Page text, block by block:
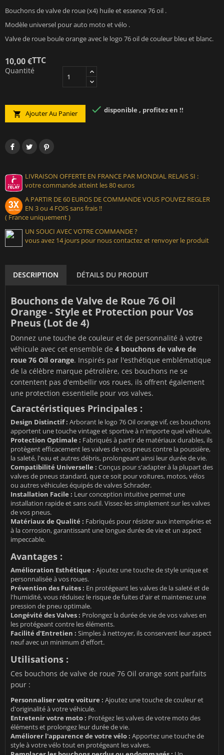
Bouchons de valve de roue (x4) huile et essence 76 oil .
Modèle universel pour auto moto et vélo .
Valve de roue boule orange avec le logo 76 oil de couleur bleu et blanc.
10,00 €TTC
Quantité
 Ajouter Au Panier  disponible , profitez en !!
LIVRAISON OFFERTE EN FRANCE PAR MONDIAL RELAIS SI :
votre commande atteint les 80 euros
A PARTIR DE 60 EUROS DE COMMANDE VOUS POUVEZ REGLER
EN 3 ou 4 FOIS sans frais !!
( France uniquement )
UN SOUCI AVEC VOTRE COMMANDE ?
vous avez 14 jours pour nous contactez et renvoyer le produit
DESCRIPTION DÉTAILS DU PRODUIT
Bouchons de Valve de Roue 76 Oil
Orange - Style et Protection pour Vos
Pneus (Lot de 4)
Donnez une touche de couleur et de personnalité à votre
véhicule avec cet ensemble de 4 bouchons de valve de
roue 76 Oil orange. Inspirés par l'esthétique emblématique
de la célèbre marque pétrolière, ces bouchons ne se
contentent pas d'embellir vos roues, ils offrent également
une protection essentielle pour vos valves.
Caractéristiques Principales :
Design Distinctif : Arborant le logo 76 Oil orange vif, ces bouchons
apportent une touche vintage et sportive à n'importe quel véhicule.
Protection Optimale : Fabriqués à partir de matériaux durables, ils
protègent efficacement les valves de vos pneus contre la poussière,
la saleté, l'eau et autres débris, prolongeant ainsi leur durée de vie.
Compatibilité Universelle : Conçus pour s'adapter à la plupart des
valves de pneus standard, que ce soit pour voitures, motos, vélos
ou autres véhicules équipés de valves Schrader.
Installation Facile : Leur conception intuitive permet une
installation rapide et sans outil. Vissez-les simplement sur les valves
de vos pneus.
Matériaux de Qualité : Fabriqués pour résister aux intempéries et
à la corrosion, garantissant une longue durée de vie et un aspect
impeccable.
Avantages :
Amélioration Esthétique : Ajoutez une touche de style unique et
personnalisée à vos roues.
Prévention des Fuites : En protégeant les valves de la saleté et de
l'humidité, vous réduisez le risque de fuites d'air et maintenez une
pression de pneu optimale.
Longévité des Valves : Prolongez la durée de vie de vos valves en
les protégeant contre les éléments.
Facilité d'Entretien : Simples à nettoyer, ils conservent leur aspect
neuf avec un minimum d'effort.
Utilisations :
Ces bouchons de valve de roue 76 Oil orange sont parfaits
pour :
Personnaliser votre voiture : Ajoutez une touche de couleur et
d'originalité à votre véhicule.
Entretenir votre moto : Protégez les valves de votre moto des
éléments et prolongez leur durée de vie.
Améliorer l'apparence de votre vélo : Apportez une touche de
style à votre vélo tout en protégeant les valves.